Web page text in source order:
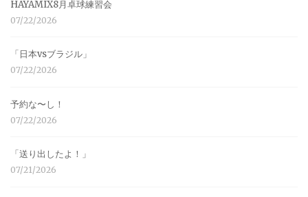
HAYAMIX8月卓球練習会
07/22/2026
「日本vsブラジル」
07/22/2026
予約な〜し！
07/22/2026
「送り出したよ！」
07/21/2026